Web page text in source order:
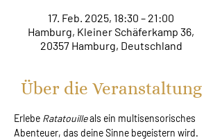
17. Feb. 2025, 18:30 – 21:00
Hamburg, Kleiner Schäferkamp 36,
20357 Hamburg, Deutschland
Über die Veranstaltung
Erlebe Ratatouille als ein multisensorisches
Abenteuer, das deine Sinne begeistern wird.